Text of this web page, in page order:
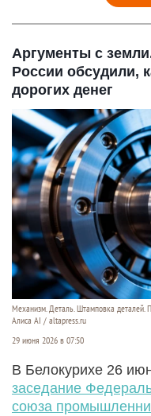
Аргументы с
России обсудили,
дорогих денег
Механизм. Деталь. Штамповка деталей.
Алиса AI / altapress.ru
29 июня 2026 в 07:50
В Белокурихе 26
заседание
союза